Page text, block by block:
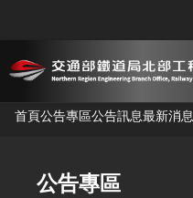
跳到主要內容
首頁公告專區公告訊息最新消息
公告專區